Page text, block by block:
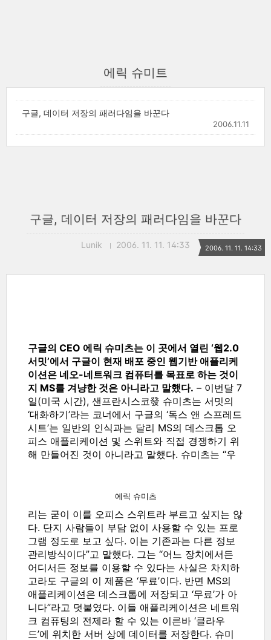
에릭 슈미트
구글, 데이터 저장의 패러다임을 바꾼다
2006.11.11
구글, 데이터 저장의 패러다임을 바꾼다
Lunik 2006. 11. 11. 14:33 2006. 11. 11. 14:33
구글의 CEO 에릭 슈미츠는 이 곳에서 열린 ‘웹2.0
서밋’에서 구글이 현재 배포 중인 웹기반 애플리케
이션은 네오-네트워크 컴퓨터를 목표로 하는 것이
지 MS를 겨냥한 것은 아니라고 말했다. – 이번달 7
일(미국 시간), 샌프란시스코發 슈미츠는 서밋의
‘대화하기’라는 코너에서 구글의 ‘독스 앤 스프레드
시트’는 일반의 인식과는 달리 MS의 데스크톱 오
피스 애플리케이션 및 스위트와 직접 경쟁하기 위
해 만들어진 것이 아니라고 말했다.
에릭 슈미츠
슈미츠는 “우
리는 굳이 이를 오피스 스위트라 부르고 싶지는 않
다. 단지 사람들이 부담 없이 사용할 수 있는 프로
그램 정도로 보고 싶다. 이는 기존과는 다른 정보
관리방식이다”고 말했다. 그는 “어느 장치에서든
어디서든 정보를 이용할 수 있다는 사실은 차치하
고라도 구글의 이 제품은 ‘무료’이다. 반면 MS의
애플리케이션은 데스크톱에 저장되고 ‘무료’가 아
니다”라고 덧붙였다. 이들 애플리케이션은 네트워
크 컴퓨팅의 전제라 할 수 있는 이른바 ‘클라우
드’에 위치한 서버 상에 데이터를 저장한다. 슈미